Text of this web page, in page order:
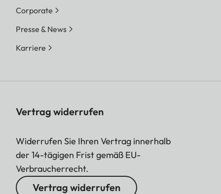
Corporate
Presse & News
Karriere
Vertrag widerrufen
Widerrufen Sie Ihren Vertrag innerhalb
der 14-tägigen Frist gemäß EU-
Verbraucherrecht.
Vertrag widerrufen